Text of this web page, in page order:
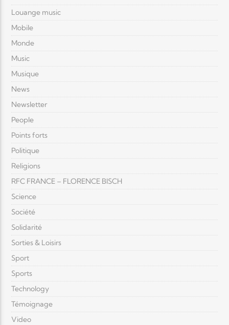
Louange music
Mobile
Monde
Music
Musique
News
Newsletter
People
Points forts
Politique
Religions
RFC FRANCE – FLORENCE BISCH
Science
Société
Solidarité
Sorties & Loisirs
Sport
Sports
Technology
Témoignage
Video